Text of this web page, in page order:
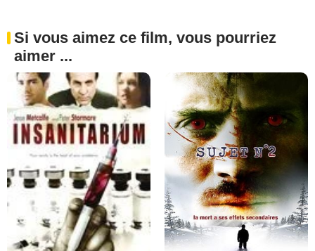
Si vous aimez ce film, vous pourriez
aimer ...